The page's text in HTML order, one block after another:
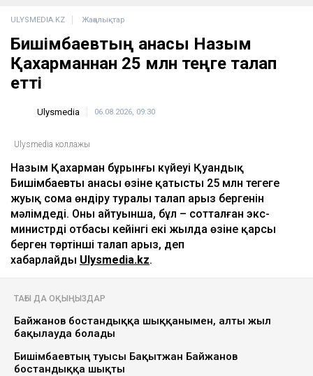
ULYSMEDIA.KZ Жаңалықтар
Бишімбаевтың анасы Назым
Қахарманнан 25 млн теңге талап
етті
Ulysmedia 06.08.2026, 09:30
Ulysmedia коллажы
Назым Қахарман бұрынғы күйеуі Қуандық
Бишімбаевтың анасы өзіне қатысты 25 млн теңгеге
жуық сома өндіру туралы талап арыз бергенін
мәлімдеді. Оның айтуынша, бұл – сотталған экс-
министрдің отбасы кейінгі екі жылда өзіне қарсы
берген төртінші талап арыз, деп
хабарлайды Ulysmedia.kz.
ТАҒЫ ДА ОҚЫҢЫЗДАР
Байжанов бостандыққа шыққанымен, алты жыл
бақылауда болады
Бишімбаевтың туысы Бақытжан Байжанов
бостандыққа шықты